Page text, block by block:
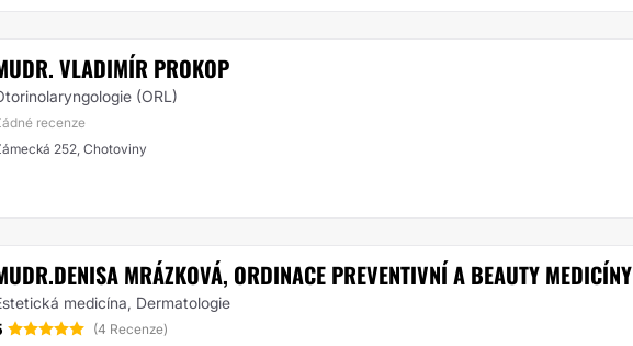
VLADIMÍR PROKOP
(ORL)
recenze
252, Chotoviny
MRÁZKOVÁ, ORDINACE PREVENTIVNÍ A BEAUTY MEDICÍNY
medicína, Dermatologie
(4 Recenze)